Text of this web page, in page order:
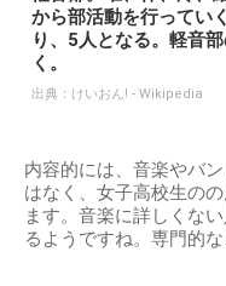
から部活動を行ってい
り、5人となる。軽音
く。
出典： けいおん! - Wikipedia
内容的には、音楽やバ
はなく、女子高校生の
ます。音楽に詳しくな
るようですね。専門的